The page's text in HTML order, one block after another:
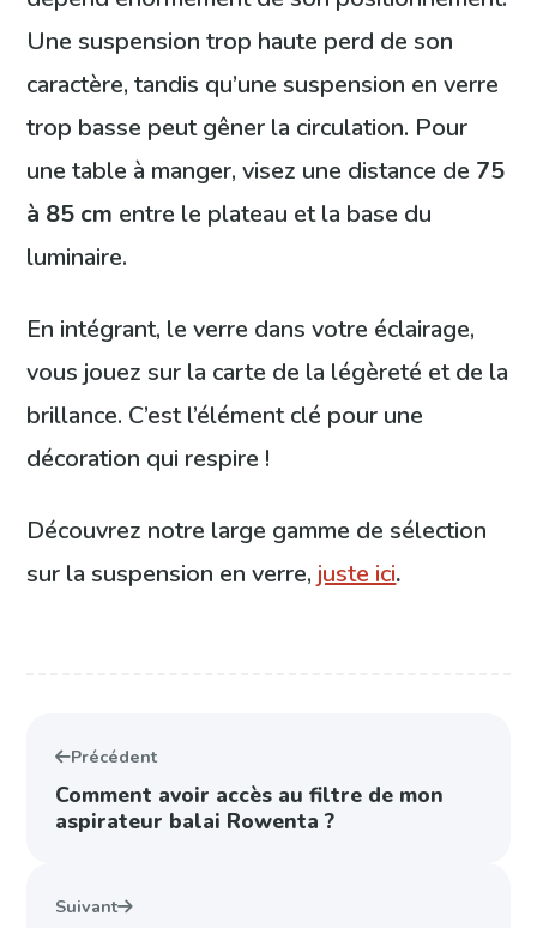
Une suspension trop haute perd de son
caractère, tandis qu’une suspension en verre
trop basse peut gêner la circulation. Pour
une table à manger, visez une distance de 75
à 85 cm entre le plateau et la base du
luminaire.
En intégrant, le verre dans votre éclairage,
vous jouez sur la carte de la légèreté et de la
brillance. C’est l’élément clé pour une
décoration qui respire !
Découvrez notre large gamme de sélection
sur la suspension en verre, juste ici.
Précédent
Comment avoir accès au filtre de mon
aspirateur balai Rowenta ?
Suivant